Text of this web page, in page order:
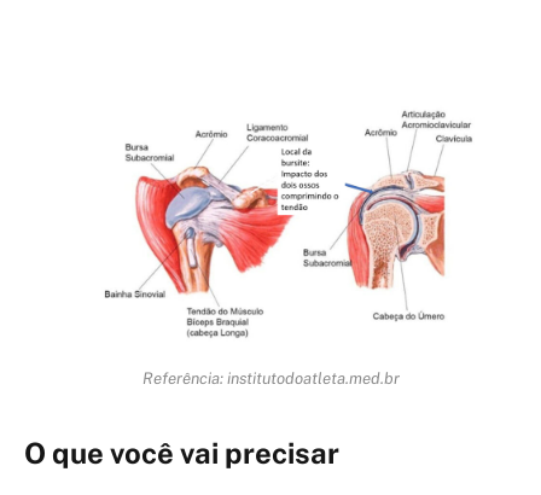
Referência: institutodoatleta.med.br
O que você vai precisar